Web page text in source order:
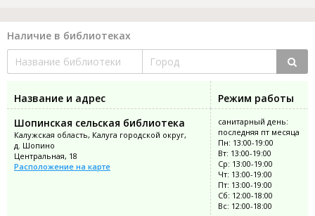
Наличие в библиотеках
Название и адрес
Режим работы
Шопинская сельская библиотека
Калужская область, Калуга городской округ,
д. Шопино
Центральная, 18
Расположение на карте
санитарный день:
последняя пт месяца
Пн: 13:00-19:00
Вт: 13:00-19:00
Ср: 13:00-19:00
Чт: 13:00-19:00
Пт: 13:00-19:00
Сб: 12:00-18:00
Вс: 12:00-18:00